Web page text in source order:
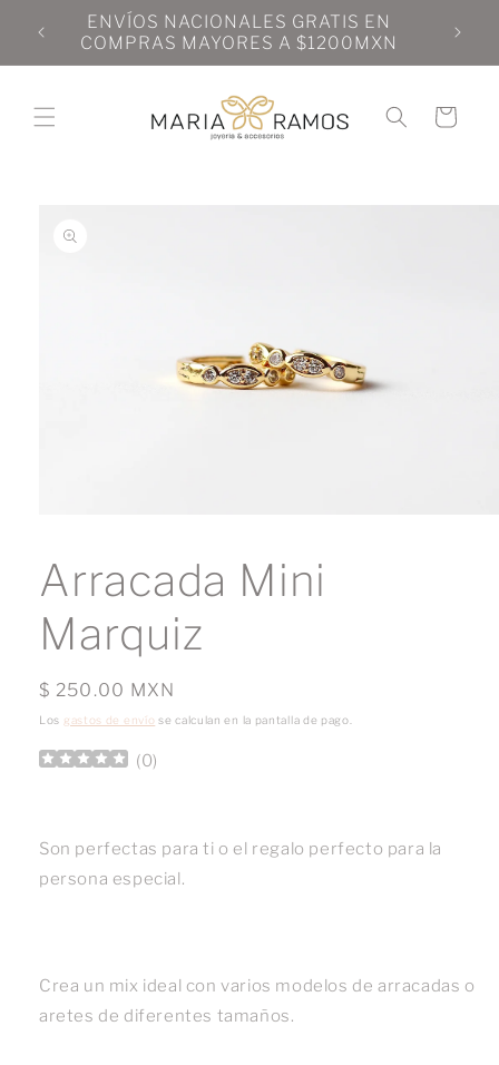
directamente
al contenido
ENVÍOS NACIONALES GRATIS EN
COMPRAS MAYORES A $1200MXN
Carrito
información
en
ventana
modal
Arracada Mini
Marquiz
Precio
habitual
$ 250.00 MXN
Los gastos de envío se calculan en la pantalla de pago.
(0)
Son perfectas para ti o el regalo perfecto para la
persona especial.
Crea un mix ideal con varios modelos de arracadas o
aretes de diferentes tamaños.